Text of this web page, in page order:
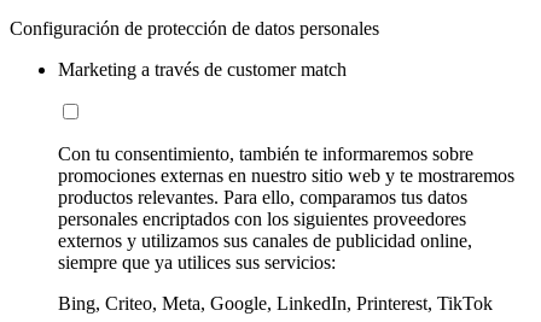
Configuración de protección de datos personales
Marketing a través de customer match
Con tu consentimiento, también te informaremos sobre
promociones externas en nuestro sitio web y te mostraremos
productos relevantes. Para ello, comparamos tus datos
personales encriptados con los siguientes proveedores
externos y utilizamos sus canales de publicidad online,
siempre que ya utilices sus servicios:
Bing, Criteo, Meta, Google, LinkedIn, Printerest, TikTok